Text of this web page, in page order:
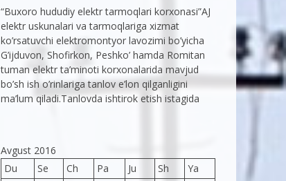
“Buxoro hududiy elektr tarmoqlari korxonasi”AJ
elektr uskunalari va tarmoqlariga xizmat
ko’rsatuvchi elektromontyor lavozimi bo’yicha
G’ijduvon, Shofirkon, Peshko’ hamda Romitan
tuman elektr ta’minoti korxonalarida mavjud
bo’sh ish o’rinlariga tanlov e’lon qilganligini
ma’lum qiladi.Tanlovda ishtirok etish istagida
Avgust 2016
Du
Se Ch Pa Ju Sh
Ya